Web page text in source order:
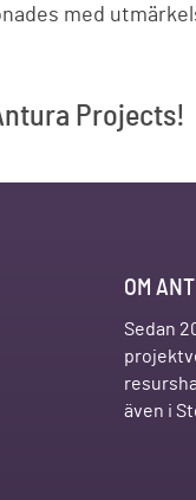
med
Projects!
OM
Sedan
även i